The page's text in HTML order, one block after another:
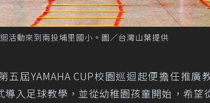
活動來到南投埔里國小。圖／台灣山葉提供
五屆YAMAHA CUP校園巡迴起便擔任推廣
入足球教學，並從幼稚園孩童開始，希望